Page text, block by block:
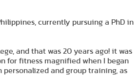
currently pursuing a PhD in
and that was 20 years ago! it was
for fitness magnified when I began
and group training, as